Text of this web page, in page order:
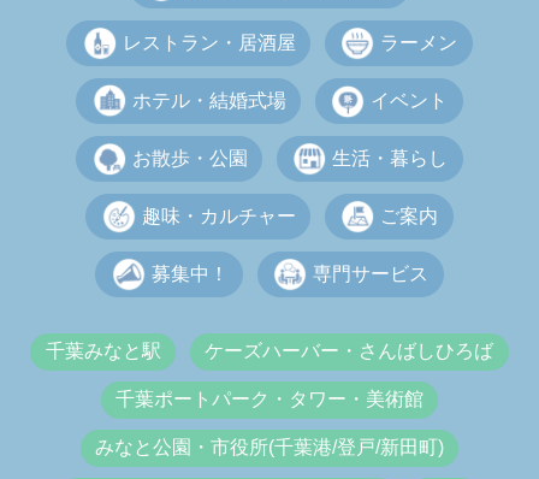
レストラン・居酒屋 ラーメン
ホテル・結婚式場 イベント
お散歩・公園 生活・暮らし
趣味・カルチャー ご案内
募集中！ 専門サービス
千葉みなと駅 ケーズハーバー・さんばしひろば
千葉ポートパーク・タワー・美術館
みなと公園・市役所(千葉港/登戸/新田町)